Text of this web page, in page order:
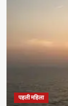
पहली महिला